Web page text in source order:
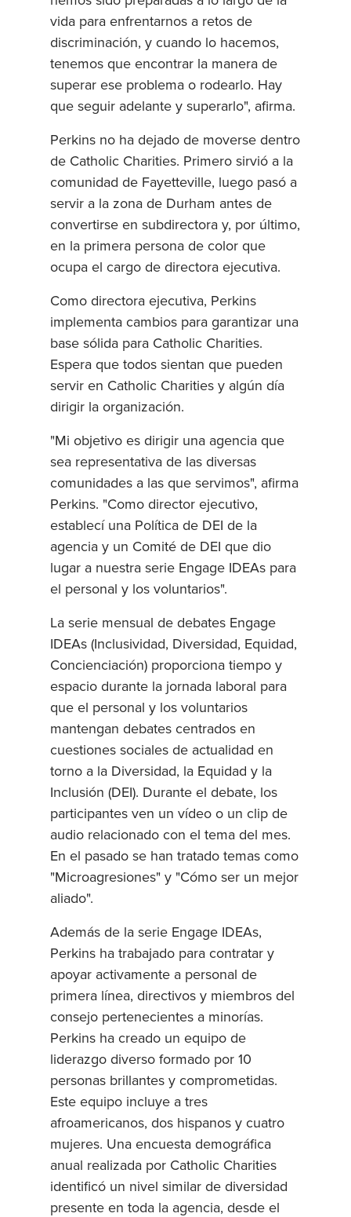
vida para enfrentarnos a retos de
discriminación, y cuando lo hacemos,
tenemos que encontrar la manera de
superar ese problema o rodearlo. Hay
que seguir adelante y superarlo", afirma.
Perkins no ha dejado de moverse dentro
de Catholic Charities. Primero sirvió a la
comunidad de Fayetteville, luego pasó a
servir a la zona de Durham antes de
convertirse en subdirectora y, por último,
en la primera persona de color que
ocupa el cargo de directora ejecutiva.
Como directora ejecutiva, Perkins
implementa cambios para garantizar una
base sólida para Catholic Charities.
Espera que todos sientan que pueden
servir en Catholic Charities y algún día
dirigir la organización.
"Mi objetivo es dirigir una agencia que
sea representativa de las diversas
comunidades a las que servimos", afirma
Perkins. "Como director ejecutivo,
establecí una Política de DEI de la
agencia y un Comité de DEI que dio
lugar a nuestra serie Engage IDEAs para
el personal y los voluntarios".
La serie mensual de debates Engage
IDEAs (Inclusividad, Diversidad, Equidad,
Concienciación) proporciona tiempo y
espacio durante la jornada laboral para
que el personal y los voluntarios
mantengan debates centrados en
cuestiones sociales de actualidad en
torno a la Diversidad, la Equidad y la
Inclusión (DEI). Durante el debate, los
participantes ven un vídeo o un clip de
audio relacionado con el tema del mes.
En el pasado se han tratado temas como
"Microagresiones" y "Cómo ser un mejor
aliado".
Además de la serie Engage IDEAs,
Perkins ha trabajado para contratar y
apoyar activamente a personal de
primera línea, directivos y miembros del
consejo pertenecientes a minorías.
Perkins ha creado un equipo de
liderazgo diverso formado por 10
personas brillantes y comprometidas.
Este equipo incluye a tres
afroamericanos, dos hispanos y cuatro
mujeres. Una encuesta demográfica
anual realizada por Catholic Charities
identificó un nivel similar de diversidad
presente en toda la agencia, desde el